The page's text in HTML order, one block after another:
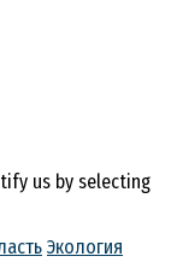
us by selecting
Экология